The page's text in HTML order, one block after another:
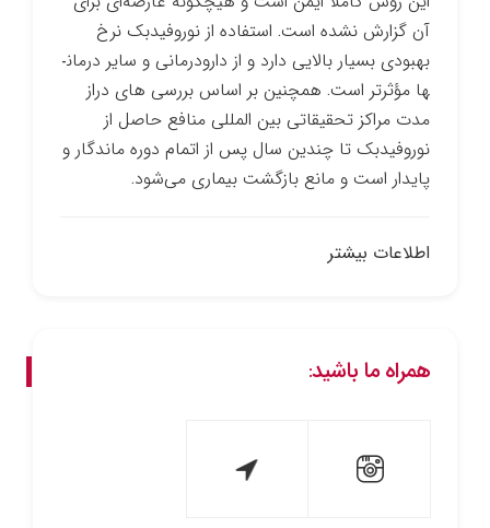
آن گزارش نشده است. استفاده از نوروفیدبک نرخ
بهبودی بسیار بالایی دارد و از دارو­درمانی و سایر درمان­
ها مؤثرتر است. همچنین بر اساس بررسی­ های دراز
مدت مراکز تحقیقاتی بین­ المللی منافع حاصل از
نوروفیدبک تا چندین سال پس از اتمام دوره ماندگار و
پایدار است و مانع بازگشت بیماری می‌شود.
اطلاعات بیشتر
همراه ما باشید: